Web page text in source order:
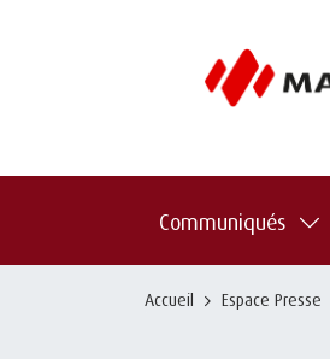
Communiqués
Accueil Espace Presse